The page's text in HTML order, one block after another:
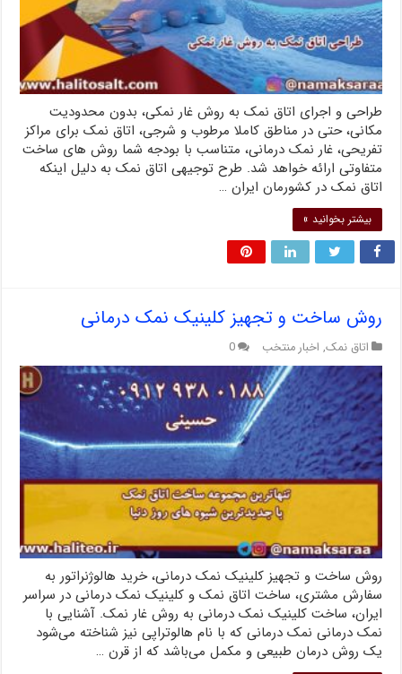
طراحی و اجرای اتاق نمک به روش غار نمکی، بدون محدودیت
مکانی، حتی در مناطق کاملا مرطوب و شرجی، اتاق نمک برای مراکز
تفریحی، غار نمک درمانی، متناسب با بودجه شما روش های ساخت
متفاوتی ارائه خواهد شد. طرح توجیهی اتاق نمک به دلیل اینکه
اتاق نمک در کشورمان ایران …
بیشتر بخوانید »
روش ساخت و تجهیز کلینیک نمک درمانی
اتاق نمک, اخبار منتخب 0
روش ساخت و تجهیز کلینیک نمک درمانی، خرید هالوژنراتور به
سفارش مشتری، ساخت اتاق نمک و کلینیک نمک درمانی در سراسر
ایران، ساخت کلینیک نمک درمانی به روش غار نمک. آشنایی با
نمک درمانی نمک درمانی که با نام هالوتراپی نیز شناخته می‌شود
یک روش درمان طبیعی و مکمل می‌باشد که از قرن …